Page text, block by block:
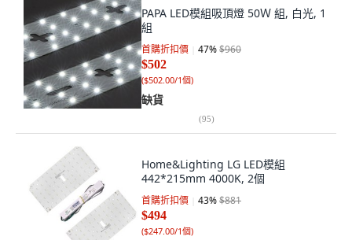
PAPA LED模組吸頂燈 50Ｗ 組, 白光, 1
組
首購折扣價 47%$960
$502
($502.00/1個)
缺貨
(95)
Home&Lighting LG LED模組
442*215mm 4000K, 2個
首購折扣價 43%$881
$494
($247.00/1個)